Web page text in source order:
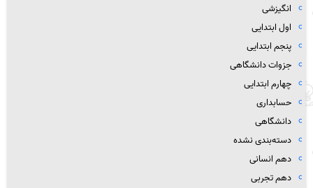
انگیزشی
اول ابتدایی
پنجم ابتدایی
جزوات دانشگاهی
چهارم ابتدایی
حسابداری
دانشگاهی
دسته‌بندی نشده
دهم انسانی
دهم تجربی